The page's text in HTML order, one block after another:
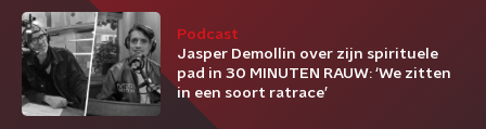
Podcast
Jasper Demollin over zijn spirituele
pad in 30 MINUTEN RAUW: ‘We zitten
in een soort ratrace’